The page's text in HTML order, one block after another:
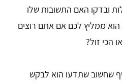
ובדקו האם התשובות שלו
הוא ממליץ לכם אם אתם רוצים
הכי זול?
שחשוב שתדעו הוא לבקש